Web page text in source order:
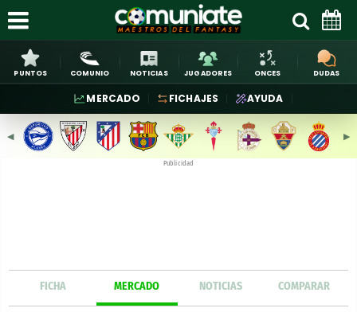
PUNTOS COMUNIO NOTICIAS JUGADORES ONCES DUDAS
MERCADO FICHAJES AYUDA
◀︎ ▶︎
Publicidad
FICHA MERCADO NOTICIAS COMPARAR